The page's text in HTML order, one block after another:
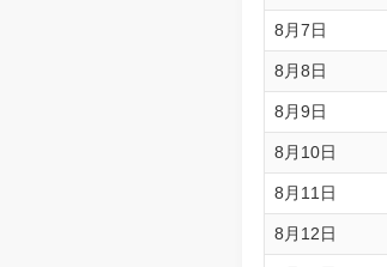
8月7日
8月8日
8月9日
8月10日
8月11日
8月12日